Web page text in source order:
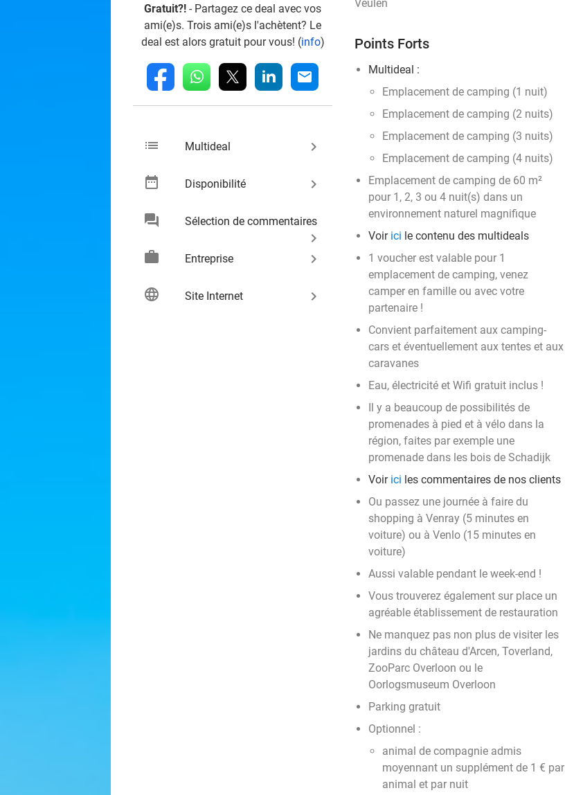
Gratuit?! - Partagez ce deal avec vos
ami(e)s. Trois ami(e)s l'achètent? Le
deal est alors gratuit pour vous! (info)
fb whatsapp linkedin mail
list Multideal keyboard_arrow_right
date_range Disponibilité keyboard_arrow_right
chat Sélection de commentaires
keyboard_arrow_right
work
Entreprise keyboard_arrow_right
language Site Internet keyboard_arrow_right
Veulen
Points Forts
Multideal :
Emplacement de camping (1 nuit)
Emplacement de camping (2 nuits)
Emplacement de camping (3 nuits)
Emplacement de camping (4 nuits)
Emplacement de camping de 60 m²
pour 1, 2, 3 ou 4 nuit(s) dans un
environnement naturel magnifique
Voir ici le contenu des multideals
1 voucher est valable pour 1
emplacement de camping, venez
camper en famille ou avec votre
partenaire !
Convient parfaitement aux camping-
cars et éventuellement aux tentes et aux
caravanes
Eau, électricité et Wifi gratuit inclus !
Il y a beaucoup de possibilités de
promenades à pied et à vélo dans la
région, faites par exemple une
promenade dans les bois de Schadijk
Voir ici les commentaires de nos clients
Ou passez une journée à faire du
shopping à Venray (5 minutes en
voiture) ou à Venlo (15 minutes en
voiture)
Aussi valable pendant le week-end !
Vous trouverez également sur place un
agréable établissement de restauration
Ne manquez pas non plus de visiter les
jardins du château d'Arcen, Toverland,
ZooParc Overloon ou le
Oorlogsmuseum Overloon
Parking gratuit
Optionnel :
animal de compagnie admis
moyennant un supplément de 1 € par
animal et par nuit